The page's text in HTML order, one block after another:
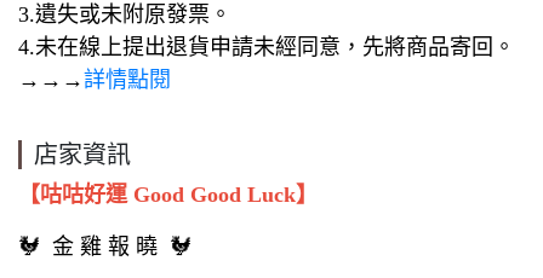
3.遺失或未附原發票。
4.未在線上提出退貨申請未經同意，先將商品寄回。
→→→詳情點閱
店家資訊
【咕咕好運 Good Good Luck】
🐓 金 雞 報 曉 🐓